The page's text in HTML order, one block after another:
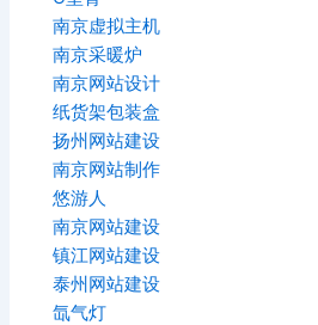
南京虚拟主机
南京采暖炉
南京网站设计
纸货架包装盒
扬州网站建设
南京网站制作
悠游人
南京网站建设
镇江网站建设
泰州网站建设
氙气灯